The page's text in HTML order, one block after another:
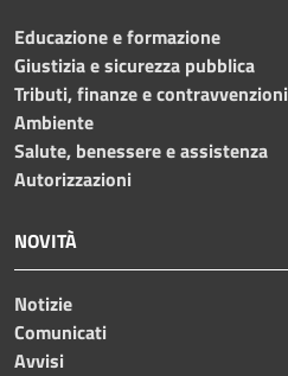
Educazione e formazione
Giustizia e sicurezza pubblica
Tributi, finanze e contravvenzioni
Ambiente
Salute, benessere e assistenza
Autorizzazioni
NOVITÀ
Notizie
Comunicati
Avvisi